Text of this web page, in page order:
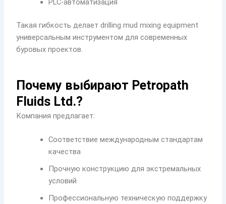
PLC-автоматизация
Такая гибкость делает drilling mud mixing equipment
универсальным инструментом для современных
буровых проектов.
Почему выбирают Petropath
Fluids Ltd.?
Компания предлагает:
Соответствие международным стандартам
качества
Прочную конструкцию для экстремальных
условий
Профессиональную техническую поддержку